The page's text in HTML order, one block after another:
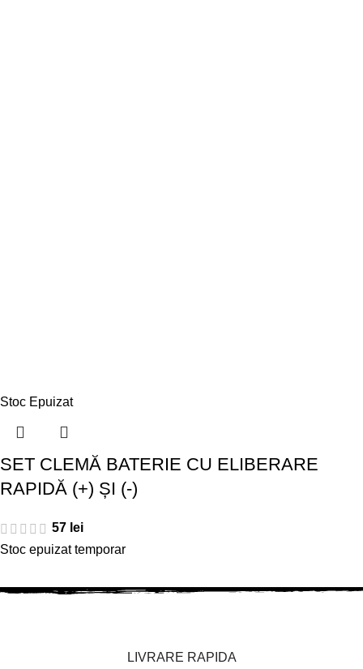
Stoc Epuizat
SET CLEMĂ BATERIE CU ELIBERARE
RAPIDĂ (+) ȘI (-)
57 lei
Stoc epuizat temporar
LIVRARE RAPIDA